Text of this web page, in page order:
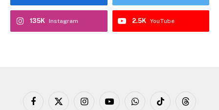
Instagram
135K YouTube
2.5K
Facebook
X
InstagramYouTubeWhatsAppTikTok Threads